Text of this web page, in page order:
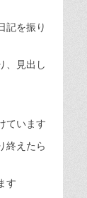
記を振り
、見出し
ています
終えたら
す